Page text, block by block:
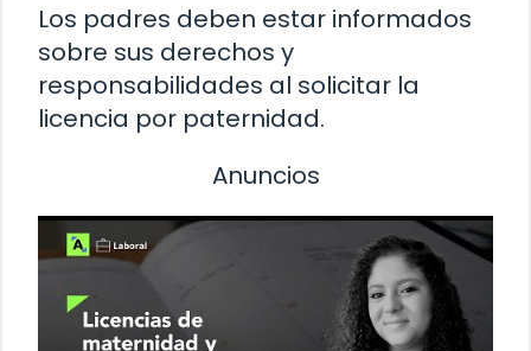
Los padres deben estar informados
sobre sus derechos y
responsabilidades al solicitar la
licencia por paternidad.
Anuncios